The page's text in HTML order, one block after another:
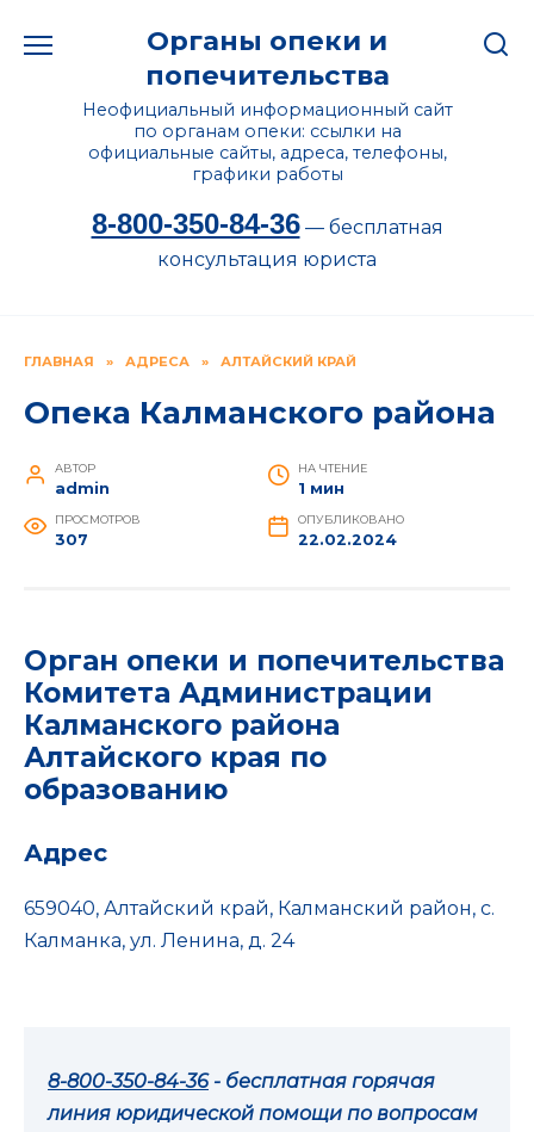
Органы опеки и
попечительства
Неофициальный информационный сайт
по органам опеки: ссылки на
официальные сайты, адреса, телефоны,
графики работы
8-800-350-84-36— бесплатная
консультация юриста
ГЛАВНАЯ » АДРЕСА » АЛТАЙСКИЙ КРАЙ
Опека Калманского района
АВТОР
admin
НА ЧТЕНИЕ
1 мин
ПРОСМОТРОВ
307
ОПУБЛИКОВАНО
22.02.2024
Орган опеки и попечительства
Комитета Администрации
Калманского района
Алтайского края по
образованию
Адрес
659040, Алтайский край, Калманский район, с.
Калманка, ул. Ленина, д. 24
8-800-350-84-36- бесплатная горячая
линия юридической помощи по вопросам